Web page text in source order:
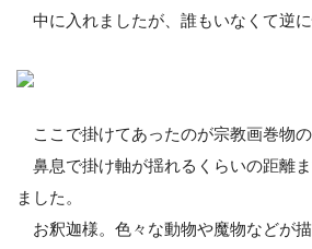
中に入れましたが、誰もいなくて逆
ここで掛けてあったのが宗教画巻物の
鼻息で掛け軸が揺れるくらいの距離
ました。
お釈迦様。色々な動物や魔物などが